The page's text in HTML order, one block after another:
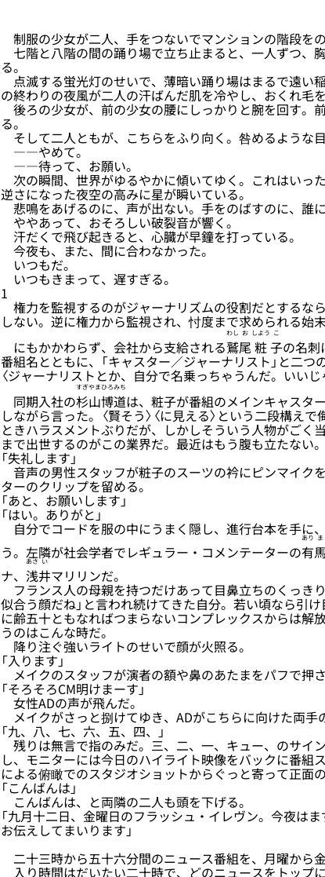
制服の少女が二人、手をつないでマンションの階段をの
七階と八階の間の踊り場で立ち止まると、一人ずつ、
る。
点滅する蛍光灯のせいで、薄暗い踊り場はまるで遠い
の終わりの夜風が二人の汗ばんだ肌を冷やし、おくれ毛を
後ろの少女が、前の少女の腰にしっかりと腕を回す。
る。
そして二人ともが、こちらをふり向く。咎めるような目
――やめて。
――待って、お願い。
次の瞬間、世界がゆるやかに傾いてゆく。これはいっ
逆さになった夜空の高みに星が瞬いている。
悲鳴をあげるのに、声が出ない。手をのばすのに、誰に
ややあって、おそろしい破裂音が響く。
汗だくで飛び起きると、心臓が早鐘を打っている。
今夜も、また、間に合わなかった。
いつもだ。
いつもきまって、遅すぎる。
1
権力を監視するのがジャーナリズムの役割だとするな
しない。逆に権力から監視され、忖度まで求められる始末
にもかかわらず、会社から支給される鷲
わし
尾
お
粧
しよう
子
こ
の名刺
番組名とともに、「キャスター／ジャーナリスト」と二つ
〈ジャーナリストとか、自分で名乗っちゃうんだ。いい
同期入社の杉山
すぎやま
博道
ひろみち
は、粧子が番組のメインキャスタ
しながら言った。〈賢そう〉〈に見える〉という二段構え
ときハラスメントぶりだが、しかしそういう人物がごく
まで出世するのがこの業界だ。最近はもう腹も立たない。
「失礼します」
音声の男性スタッフが粧子のスーツの衿にピンマイク
ターのクリップを留める。
「あと、お願いします」
「はい。ありがと」
自分でコードを服の中にうまく隠し、進行台本を手に
う。左隣が社会学者でレギュラー・コメンテーターの有
あり
馬
ま
ナ、 浅
あさ
井
い
マリリンだ。
フランス人の母親を持つだけあって目鼻立ちのくっき
似合う顔だね」と言われ続けてきた自分。若い頃なら引
に齢五十ともなればつまらないコンプレックスからは解
うのはこんな時だ。
降り注ぐ強いライトのせいで顔が火照る。
「入ります」
メイクのスタッフが演者の額や鼻のあたまをパフで押さ
「そろそろCM明けまーす」
女性ADの声が飛んだ。
メイクがさっと捌けてゆき、ADがこちらに向けた両手
「九、八、七、六、五、四、」
残りは無言で指のみだ。三、二、一、キュー、のサイ
し、モニターには今日のハイライト映像をバックに番組
による俯瞰でのスタジオショットからぐっと寄って正面
「こんばんは」
こんばんは、と両隣の二人も頭を下げる。
「九月十二日、金曜日のフラッシュ・イレヴン。今夜は
お伝えしてまいります」
二十三時から五十六分間のニュース番組を、月曜から金
入り時間はだいたい二十時で、どのニュースをトップ